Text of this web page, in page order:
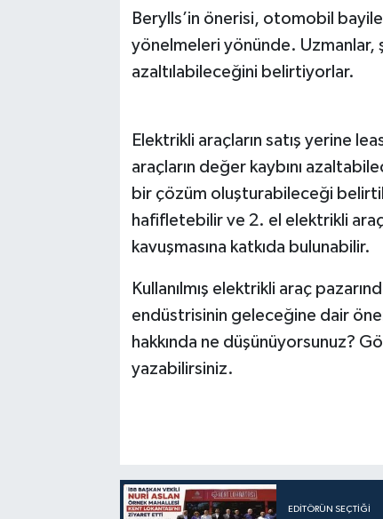
Berylls’in önerisi, otomobil
yönelmeleri yönünde. Uzmanlar,
azaltılabileceğini belirtiyorlar.
Elektrikli araçların satış yerine
araçların değer kaybını
bir çözüm oluşturabileceği
hafifletebilir ve 2. el elektrikli araç
kavuşmasına katkıda bulunabilir.
Kullanılmış elektrikli araç
endüstrisinin geleceğine dair
hakkında ne düşünüyorsunuz?
yazabilirsiniz.
EDITÖRÜN SEÇTIĞI